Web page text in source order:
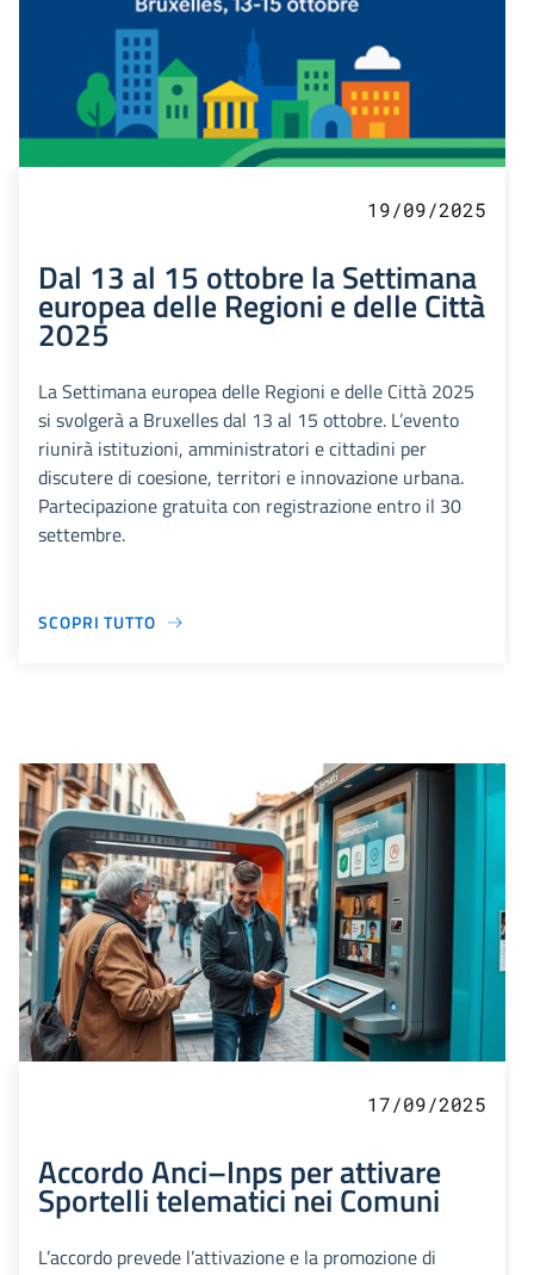
19/09/2025
Dal 13 al 15 ottobre la Settimana
europea delle Regioni e delle Città
2025
La Settimana europea delle Regioni e delle Città 2025
si svolgerà a Bruxelles dal 13 al 15 ottobre. L’evento
riunirà istituzioni, amministratori e cittadini per
discutere di coesione, territori e innovazione urbana.
Partecipazione gratuita con registrazione entro il 30
settembre.
SCOPRI TUTTO
17/09/2025
Accordo Anci–Inps per attivare
Sportelli telematici nei Comuni
L’accordo prevede l’attivazione e la promozione di